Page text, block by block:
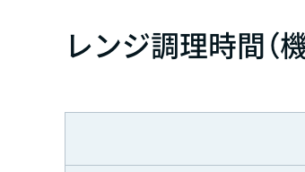
レンジ調理時間（